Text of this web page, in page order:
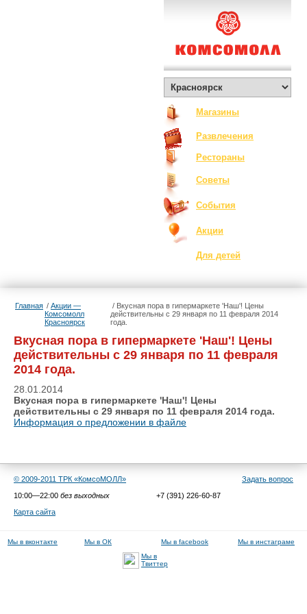
Магазины
Развлечения
Рестораны
Советы
События
Акции
Для детей
Главная
Акции —
Комсомолл
Красноярск
Вкусная пора в гипермаркете 'Наш'! Цены
действительны с 29 января по 11 февраля 2014
года.
Вкусная пора в гипермаркете 'Наш'! Цены
действительны с 29 января по 11 февраля
2014 года.
28.01.2014
Вкусная пора в гипермаркете 'Наш'! Цены
действительны с 29 января по 11 февраля 2014 года.
Информация о предложении в файле
© 2009-2011 ТРК «КомсоМОЛЛ»
Задать вопрос
10:00—22:00 без выходных
+7 (391) 226-60-87
Карта сайта
Мы в вконтакте Мы в ОК Мы в facebook
Мы в инстаграме
Мы в
Твиттер